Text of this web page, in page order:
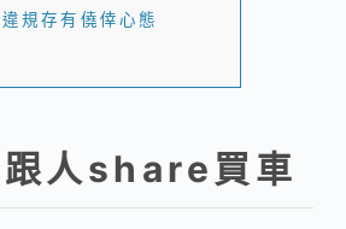
規存有僥倖心態
跟人share買車